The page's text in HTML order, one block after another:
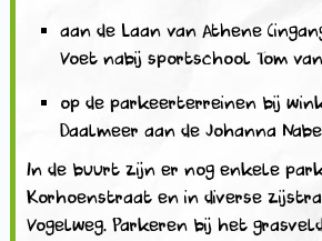
aan de Laan van Athene
Voet nabij sportschool Tom
op de parkeerterreinen bij
Daalmeer aan de Johanna
In de buurt zijn er nog enkele
Korhoenstraat en in diverse
Vogelweg. Parkeren bij het